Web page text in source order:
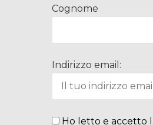
Cognome
Indirizzo email:
Ho letto e accetto